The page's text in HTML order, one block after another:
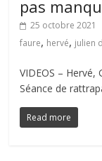
pas
25 octobre 2021
faure, hervé, julien
VIDEOS –
Séance de
Read more